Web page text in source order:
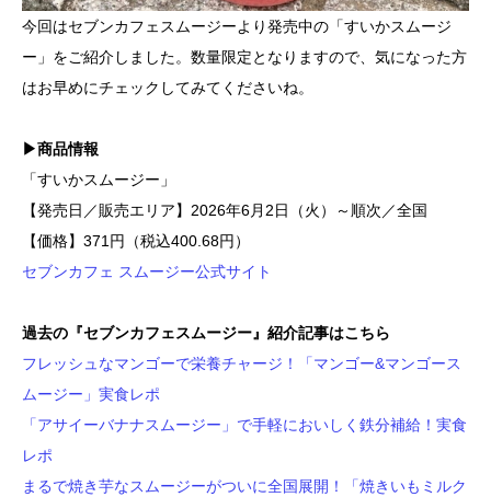
今回はセブンカフェスムージーより発売中の「すいかスムージ
ー」をご紹介しました。数量限定となりますので、気になった方
はお早めにチェックしてみてくださいね。
▶商品情報
「すいかスムージー」
【発売日／販売エリア】2026年6月2日（火）～順次／全国
【価格】371円（税込400.68円）
セブンカフェ スムージー公式サイト
過去の『セブンカフェスムージー』紹介記事はこちら
フレッシュなマンゴーで栄養チャージ！「マンゴー&マンゴース
ムージー」実食レポ
「アサイーバナナスムージー」で手軽においしく鉄分補給！実食
レポ
まるで焼き芋なスムージーがついに全国展開！「焼きいもミルク